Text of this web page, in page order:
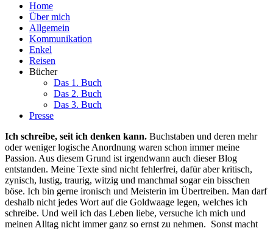
Home
Über mich
Allgemein
Kommunikation
Enkel
Reisen
Bücher
Das 1. Buch
Das 2. Buch
Das 3. Buch
Presse
Ich schreibe, seit ich denken kann. Buchstaben und deren mehr
oder weniger logische Anordnung waren schon immer meine
Passion. Aus diesem Grund ist irgendwann auch dieser Blog
entstanden. Meine Texte sind nicht fehlerfrei, dafür aber kritisch,
zynisch, lustig, traurig, witzig und manchmal sogar ein bisschen
böse. Ich bin gerne ironisch und Meisterin im Übertreiben. Man darf
deshalb nicht jedes Wort auf die Goldwaage legen, welches ich
schreibe. Und weil ich das Leben liebe, versuche ich mich und
meinen Alltag nicht immer ganz so ernst zu nehmen. Sonst macht